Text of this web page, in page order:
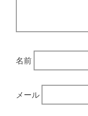
名前
メール